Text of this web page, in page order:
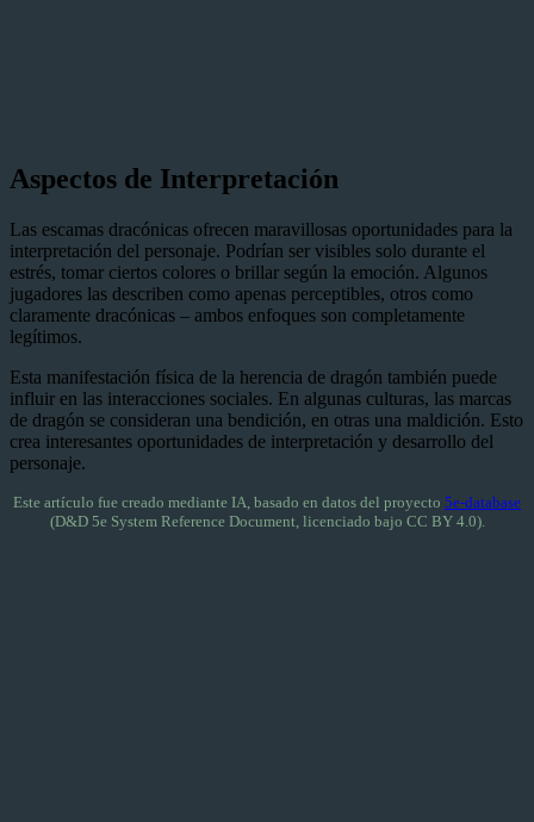
Aspectos de Interpretación
Las escamas dracónicas ofrecen maravillosas oportunidades para la
interpretación del personaje. Podrían ser visibles solo durante el
estrés, tomar ciertos colores o brillar según la emoción. Algunos
jugadores las describen como apenas perceptibles, otros como
claramente dracónicas – ambos enfoques son completamente
legítimos.
Esta manifestación física de la herencia de dragón también puede
influir en las interacciones sociales. En algunas culturas, las marcas
de dragón se consideran una bendición, en otras una maldición. Esto
crea interesantes oportunidades de interpretación y desarrollo del
personaje.
Este artículo fue creado mediante IA, basado en datos del proyecto 5e-database
(D&D 5e System Reference Document, licenciado bajo CC BY 4.0).